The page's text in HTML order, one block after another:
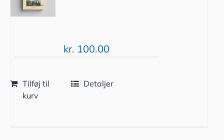
kr. 100.00
Tilføj til
kurv
Detaljer